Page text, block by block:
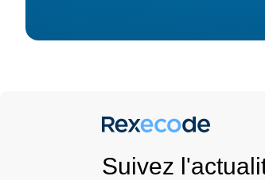
Suivez